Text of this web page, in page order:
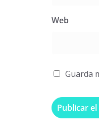
Web
Guarda